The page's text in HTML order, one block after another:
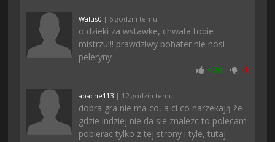
Walus0 | 6 godzin temu
o dzieki za wstawke, chwała tobie
mistrzu!!! prawdziwy bohater nie nosi
peleryny
+26 -1
apache113 | 12 godzin temu
dobra gra nie ma co, a ci co narzekają że
gdzie indziej nie da sie znalezc to polecam
pobierac tylko z tej strony i tyle, tutaj